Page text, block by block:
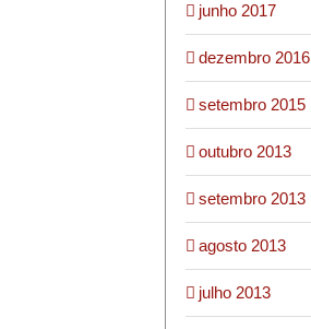
junho 2017
dezembro 2016
setembro 2015
outubro 2013
setembro 2013
agosto 2013
julho 2013